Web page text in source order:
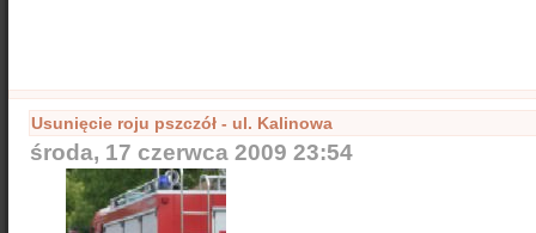
Usunięcie roju pszczół - ul. Kalinowa
środa, 17 czerwca 2009 23:54